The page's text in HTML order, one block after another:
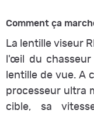
Comment ça
La lentille viseur
l'œil du
lentille de vue. A
processeur ultra
cible, sa